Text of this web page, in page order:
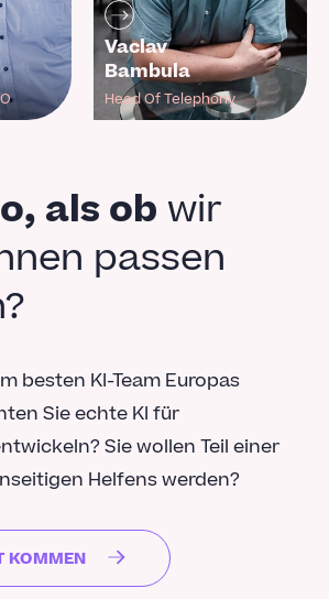
Vaclav
Bambula
Head Of Telephony
als ob wir
passen
besten KI-Team Europas
Sie echte KI für
Sie wollen Teil einer
Helfens werden?
KOMMEN